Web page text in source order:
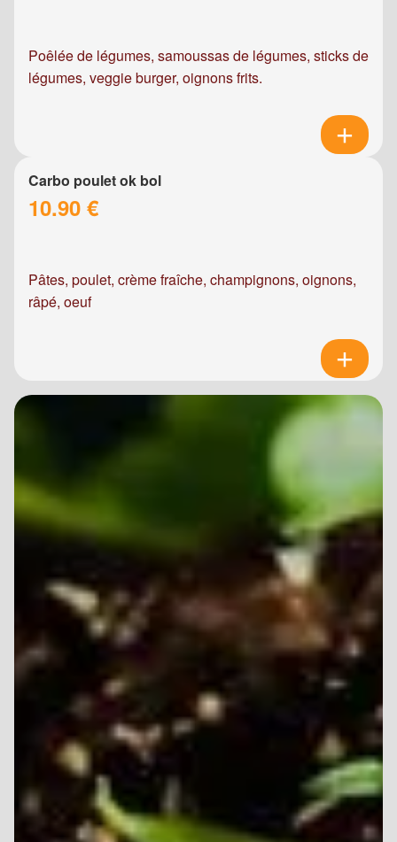
Poêlée de légumes, samoussas de légumes, sticks de
légumes, veggie burger, oignons frits.
Carbo poulet ok bol
10.90 €
Pâtes, poulet, crème fraîche, champignons, oignons,
râpé, oeuf